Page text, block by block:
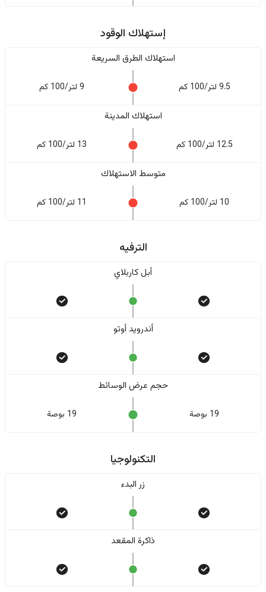
إستهلاك الوقود
استهلاك الطرق السريعة
9.5 لتر/100 كم 9 لتر/100 كم
استهلاك المدينة
12.5 لتر/100 كم 13 لتر/100 كم
متوسط الاستهلاك
10 لتر/100 كم 11 لتر/100 كم
الترفيه
أبل كاربلاي
أندرويد أوتو
حجم عرض الوسائط
19 بوصة 19 بوصة
التكنولوجيا
زر البدء
ذاكرة المقعد